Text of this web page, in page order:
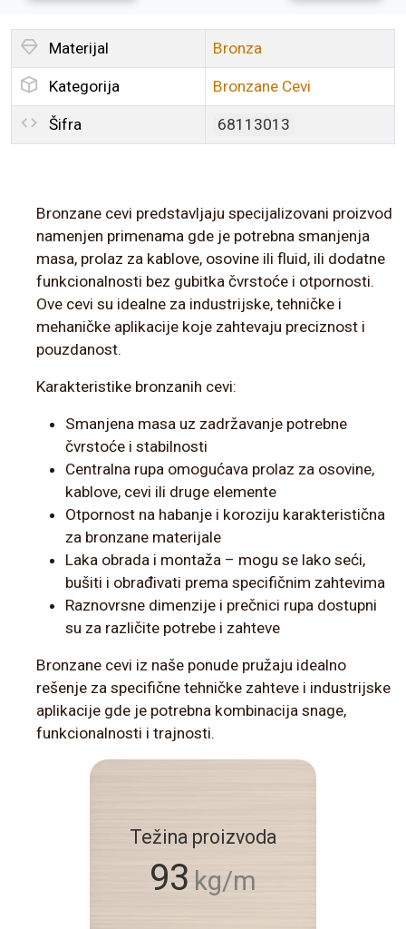
Materijal Bronza
Kategorija Bronzane Cevi
Šifra 68113013
Bronzane cevi predstavljaju specijalizovani proizvod
namenjen primenama gde je potrebna smanjenja
masa, prolaz za kablove, osovine ili fluid, ili dodatne
funkcionalnosti bez gubitka čvrstoće i otpornosti.
Ove cevi su idealne za industrijske, tehničke i
mehaničke aplikacije koje zahtevaju preciznost i
pouzdanost.
Karakteristike bronzanih cevi:
Smanjena masa uz zadržavanje potrebne
čvrstoće i stabilnosti
Centralna rupa omogućava prolaz za osovine,
kablove, cevi ili druge elemente
Otpornost na habanje i koroziju karakteristična
za bronzane materijale
Laka obrada i montaža – mogu se lako seći,
bušiti i obrađivati prema specifičnim zahtevima
Raznovrsne dimenzije i prečnici rupa dostupni
su za različite potrebe i zahteve
Bronzane cevi iz naše ponude pružaju idealno
rešenje za specifične tehničke zahteve i industrijske
aplikacije gde je potrebna kombinacija snage,
funkcionalnosti i trajnosti.
Težina proizvoda
93 kg/m